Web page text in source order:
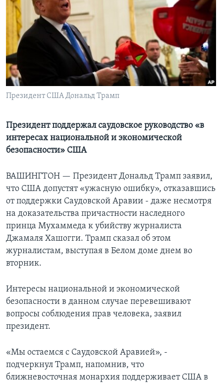
Learning English
СОЦИАЛЬНЫЕ СЕТИ
Президент США Дональд Трамп
Президент поддержал саудовское руководство «в
интересах национальной и экономической
безопасности» США
ВАШИНГТОН — Президент Дональд Трамп заявил,
что США допустят «ужасную ошибку», отказавшись
от поддержки Саудовской Аравии - даже несмотря
на доказательства причастности наследного
принца Мухаммеда к убийству журналиста
Джамаля Хашогги. Трамп сказал об этом
журналистам, выступая в Белом доме днем во
вторник.
Интересы национальной и экономической
безопасности в данном случае перевешивают
вопросы соблюдения прав человека, заявил
президент.
«Мы остаемся с Саудовской Аравией», -
подчеркнул Трамп, напомнив, что
ближневосточная монархия поддерживает США в